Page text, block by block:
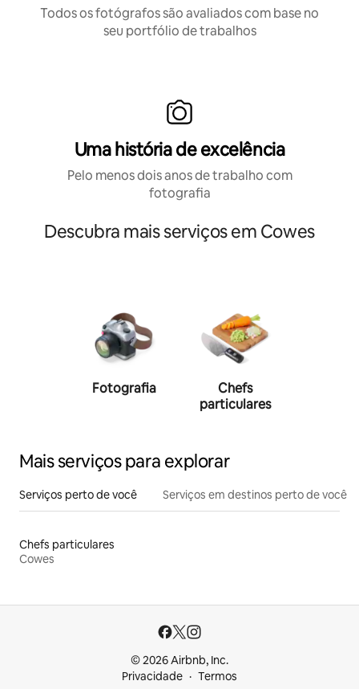
Todos os fotógrafos são avaliados com base no
seu portfólio de trabalhos
Uma história de excelência
Pelo menos dois anos de trabalho com
fotografia
Descubra mais serviços em Cowes
Fotografia
Chefs
particulares
Mais serviços para explorar
Serviços perto de você Serviços em destinos perto de você
Chefs particulares
Cowes
© 2026 Airbnb, Inc.
Privacidade
Termos